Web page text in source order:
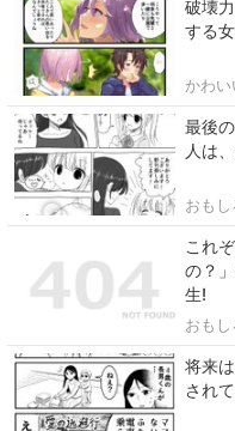
破壊
する
かわい
最後
人は
おも
これ
の？
生!
おも
将来
され